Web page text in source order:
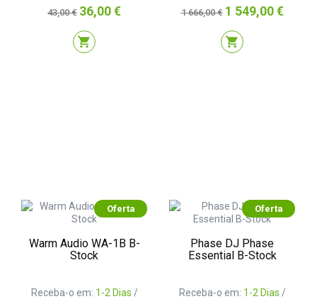
Preço
normal
43,00 € Preço
36,00 €
shopping_cart
Preço
normal
1 666,00 € Preço
1 549,00 €
shopping_cart
Oferta
Warm Audio WA-1B B-
Stock
Receba-o em: 1-2 Dias /
Oferta
Phase DJ Phase
Essential B-Stock
Receba-o em: 1-2 Dias /